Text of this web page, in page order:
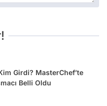
Girdi? MasterChef’te
Belli Oldu